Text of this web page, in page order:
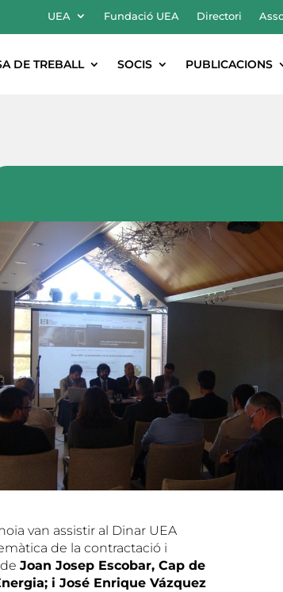
UEA Fundació UEA Directori
DE TREBALL SOCIS PUBLICACIONS
van assistir al Dinar UEA
de la contractació i
Joan Josep Escobar, Cap de
i José Enrique Vázquez